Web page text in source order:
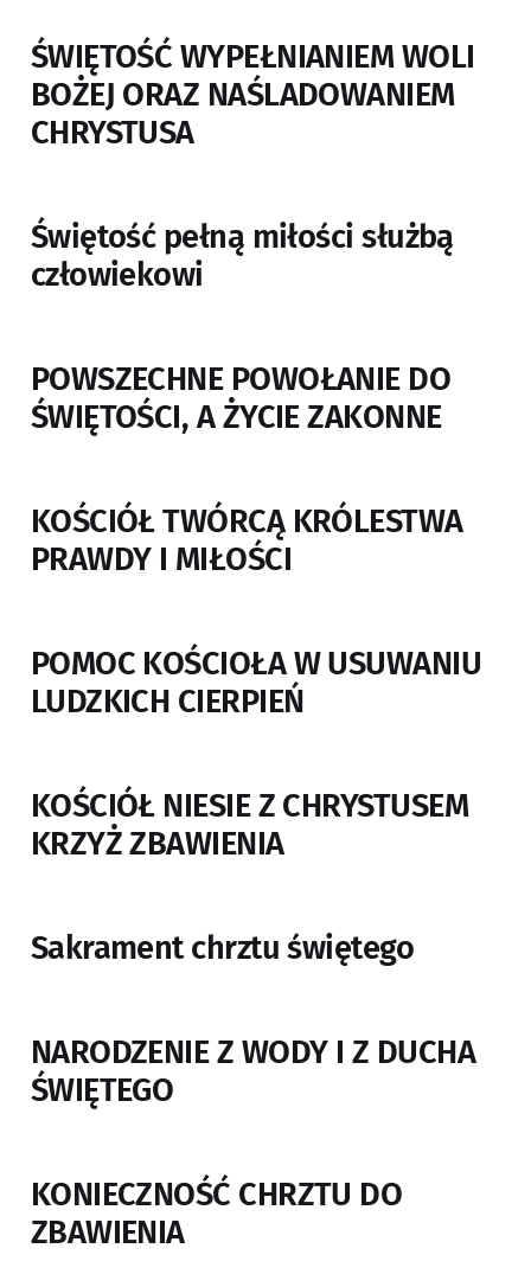
ŚWIĘTOŚĆ WYPEŁNIANIEM WOLI
BOŻEJ ORAZ NAŚLADOWANIEM
CHRYSTUSA
Świętość pełną miłości służbą
człowiekowi
POWSZECHNE POWOŁANIE DO
ŚWIĘTOŚCI, A ŻYCIE ZAKONNE
KOŚCIÓŁ TWÓRCĄ KRÓLESTWA
PRAWDY I MIŁOŚCI
POMOC KOŚCIOŁA W USUWANIU
LUDZKICH CIERPIEŃ
KOŚCIÓŁ NIESIE Z CHRYSTUSEM
KRZYŻ ZBAWIENIA
Sakrament chrztu świętego
NARODZENIE Z WODY I Z DUCHA
ŚWIĘTEGO
KONIECZNOŚĆ CHRZTU DO
ZBAWIENIA